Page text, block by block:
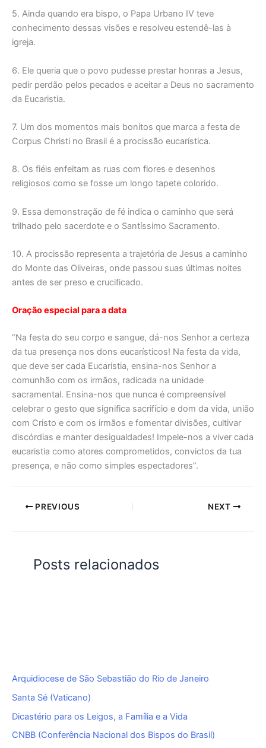
5. Ainda quando era bispo, o Papa Urbano IV teve
conhecimento dessas visões e resolveu estendê-las à
igreja.
6. Ele queria que o povo pudesse prestar honras a Jesus,
pedir perdão pelos pecados e aceitar a Deus no sacramento
da Eucaristia.
7. Um dos momentos mais bonitos que marca a festa de
Corpus Christi no Brasil é a procissão eucarística.
8. Os fiéis enfeitam as ruas com flores e desenhos
religiosos como se fosse um longo tapete colorido.
9. Essa demonstração de fé indica o caminho que será
trilhado pelo sacerdote e o Santíssimo Sacramento.
10. A procissão representa a trajetória de Jesus a caminho
do Monte das Oliveiras, onde passou suas últimas noites
antes de ser preso e crucificado.
Oração especial para a data
“Na festa do seu corpo e sangue, dá-nos Senhor a certeza
da tua presença nos dons eucarísticos! Na festa da vida,
que deve ser cada Eucaristia, ensina-nos Senhor a
comunhão com os irmãos, radicada na unidade
sacramental. Ensina-nos que nunca é compreensível
celebrar o gesto que significa sacrifício e dom da vida, união
com Cristo e com os irmãos e fomentar divisões, cultivar
discórdias e manter desigualdades! Impele-nos a viver cada
eucaristia como atores comprometidos, convictos da tua
presença, e não como simples espectadores”.
PREVIOUS NEXT
Posts relacionados
Arquidiocese de São Sebastião do Rio de Janeiro
Santa Sé (Vaticano)
Dicastério para os Leigos, a Família e a Vida
CNBB (Conferência Nacional dos Bispos do Brasil)